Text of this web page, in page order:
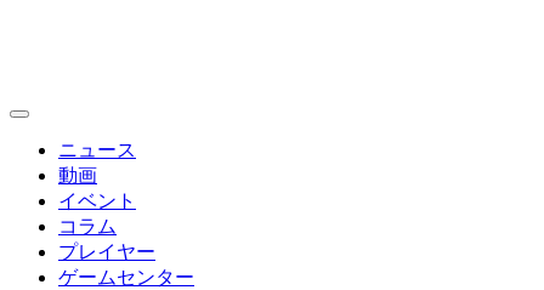
toggle
ニュース
動画
イベント
コラム
プレイヤー
ゲームセンター